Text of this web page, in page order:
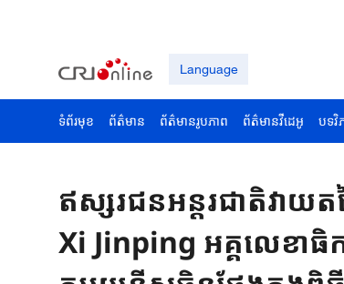
Language
ទំព័រមុខ ព័ត៌មាន ព័ត៌មានរូបភាព ព័ត៌មានវីដេអូ បទវិ
ឥស្សរជនអន្តរជាតិវាយ
Xi Jinping អគ្គលេខាធិ